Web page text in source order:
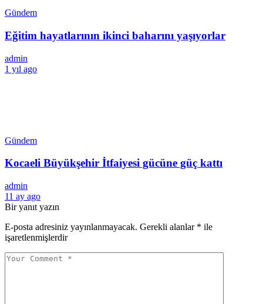
Gündem
Eğitim hayatlarının ikinci baharını yaşıyorlar
admin
1 yıl ago
Gündem
Kocaeli Büyükşehir İtfaiyesi gücüne güç kattı
admin
11 ay ago
Bir yanıt yazın
E-posta adresiniz yayınlanmayacak. Gerekli alanlar * ile
işaretlenmişlerdir